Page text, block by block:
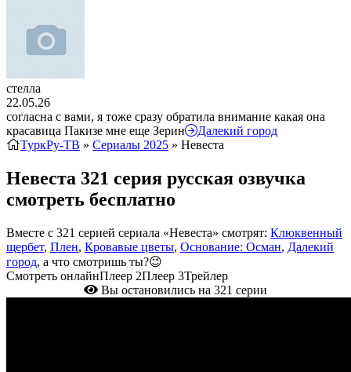
стелла
22.05.26
согласна с вами, я тоже сразу обратила внимание какая она
красавица Пакизе мне еще Зерин
Далекий город
ТуркРу-ТВ » Сериалы 2025 » Невеста
Невеста 321 серия русская озвучка
смотреть бесплатно
Вместе с 321 серией сериала «Невеста» смотрят: Клюквенный
щербет, Плен, Кровавые цветы, Основание: Осман, Далекий
город, а что смотришь ты?😉
Смотреть онлайнПлеер 2Плеер 3Трейлер
Вы остановились на 321 серии